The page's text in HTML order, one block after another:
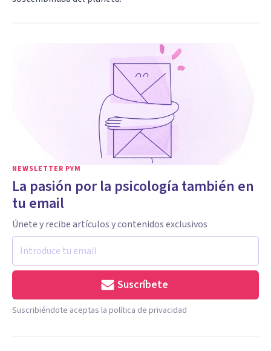
NEWSLETTER PYM
La pasión por la psicología también en
tu email
Únete y recibe artículos y contenidos exclusivos
Suscríbete
Suscribiéndote aceptas la política de privacidad